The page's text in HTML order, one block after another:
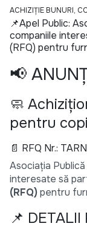
ACHIZIȚIE BUNURI,
📌Apel Public:
companiile
(RFQ) pentru
📢
🧼
pentru
📄 RFQ Nr.:
Asociația Publică
interesate să
(RFQ)pentru
📌 DETALII